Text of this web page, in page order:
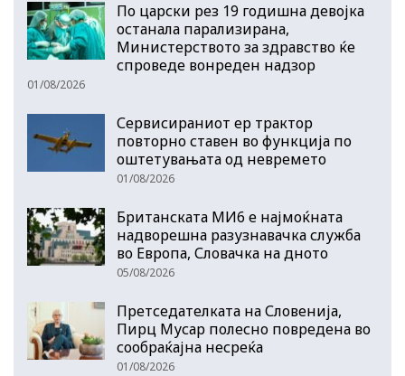
По царски рез 19 годишна девојка
останала парализирана,
Министерството за здравство ќе
спроведе вонреден надзор
01/08/2026
Сервисираниот ер трактор
повторно ставен во функција по
оштетувањата од невремето
01/08/2026
Британската МИ6 е најмоќната
надворешна разузнавачка служба
во Европа, Словачка на дното
05/08/2026
Претседателката на Словенија,
Пирц Мусар полесно повредена во
сообраќајна несреќа
01/08/2026